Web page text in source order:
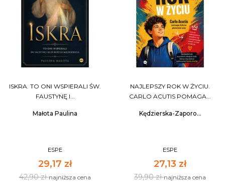
ISKRA. TO ONI WSPIERALI ŚW.
FAUSTYNĘ I...
Małota Paulina
ESPE
29,17 zł
42,90 złnajniższa cena
NAJLEPSZY ROK W ŻYCIU.
CARLO ACUTIS POMAGA...
Kędzierska-Zaporo...
ESPE
27,13 zł
39,90 złnajniższa cena